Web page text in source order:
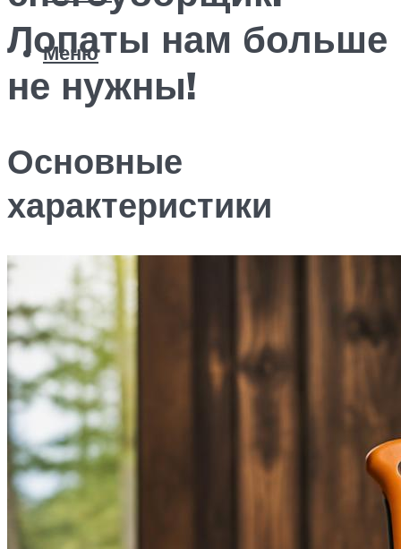
Меню
Лопаты нам больше
не нужны!
Основные
характеристики